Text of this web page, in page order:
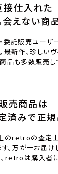
接仕入れた
えない商
託販売ユーザ
最新作、珍しい
も多数販売し
販売商品は
済みで正
のretroの査定士
。万が一お届
retroは購入者に